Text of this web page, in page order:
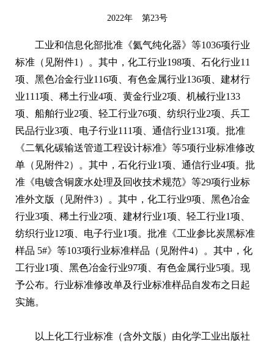
2022年 第23号
工业和信息化部批准《氦气纯化器》等1036项行业
标准（见附件1）。其中，化工行业198项、石化行业11
项、黑色冶金行业116项、有色金属行业136项、建材行
业111项、稀土行业4项、黄金行业2项、机械行业133
项、船舶行业2项、轻工行业76项、纺织行业2项、兵工
民品行业3项、电子行业111项、通信行业131项。批准
《二氧化碳输送管道工程设计标准》等5项行业标准修改
单（见附件2）。其中，石化行业1项、通信行业4项。批
准《电镀含铜废水处理及回收技术规范》等29项行业标
准外文版（见附件3）。其中，化工行业9项、黑色冶金
行业3项、稀土行业2项、建材行业1项、轻工行业1项、
纺织行业12项、电子行业1项。批准《工业参比炭黑标准
样品 5#》等103项行业标准样品（见附件4）。其中，化
工行业1项、黑色冶金行业97项、有色金属行业5项。现
予公布。行业标准修改单及行业标准样品自发布之日起
实施。
以上化工行业标准（含外文版）由化学工业出版社